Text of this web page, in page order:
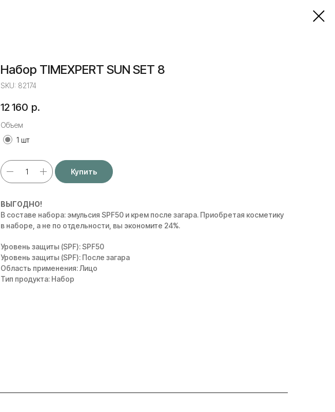
Набор TIMEXPERT SUN SET 8
SKU: 82174
12 160 р.
Объем
1 шт
Купить
ВЫГОДНО!
В составе набора: эмульсия SPF50 и крем после загара. Приобретая косметику
в наборе, а не по отдельности, вы экономите 24%.
Уровень защиты (SPF): SPF50
Уровень защиты (SPF): После загара
Область применения: Лицо
Тип продукта: Набор